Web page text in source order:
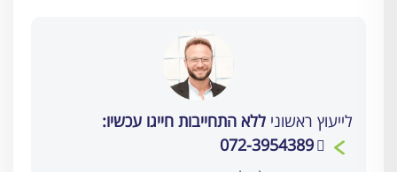
לייעוץ ראשוני ללא התחייבות חייגו עכשיו:
072-3954389